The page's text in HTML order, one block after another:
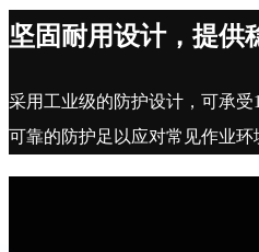
坚固耐用设计，提供
采用工业级的防护设计，可承
可靠的防护足以应对常见作业环